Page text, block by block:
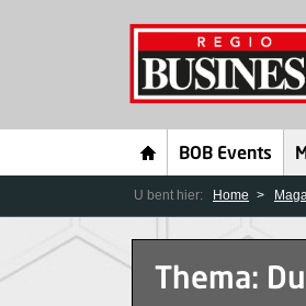
BOB Events
U bent hier: Home
Thema: